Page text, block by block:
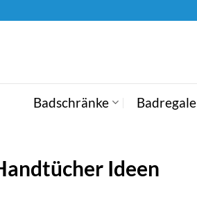
Badschränke Badregale
Ideen